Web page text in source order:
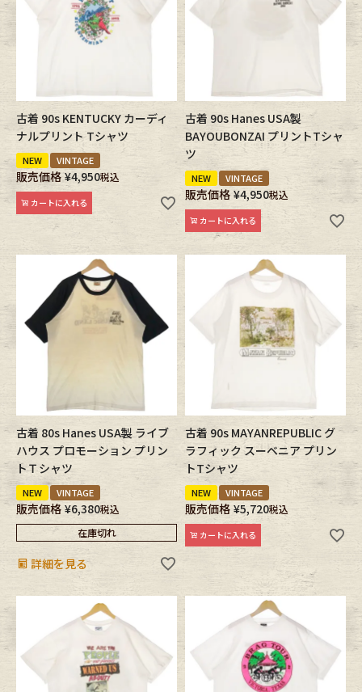
Eye Wear Cap
Bag Stall・Scarf
Accessory Shoes
antique goods
vintage bicycle
FAFATT
古着 90s KENTUCKY カーディ
ナルプリント Tシャツ
NEW VINTAGE
販売価格 ¥4,950税込
カートに入れる
古着 90s Hanes USA製
BAYOUBONZAI プリントTシャ
ツ
NEW VINTAGE
販売価格 ¥4,950税込
カートに入れる
古着 80s Hanes USA製 ライブ
ハウス プロモーション プリン
トＴシャツ
NEW VINTAGE
販売価格 ¥6,380税込
在庫切れ
詳細を見る
古着 90s MAYANREPUBLIC グ
ラフィック スーベニア プリン
トTシャツ
NEW VINTAGE
販売価格 ¥5,720税込
カートに入れる